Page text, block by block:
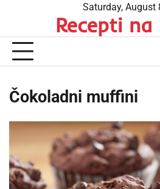
content
Saturday, August
Recepti
Čokoladni muffini